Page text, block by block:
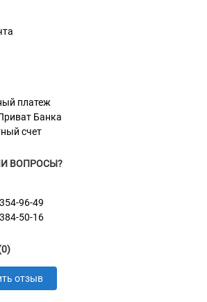
платеж
Банка
счет
ВОПРОСЫ?
96-49
50-16
отзыв
желанию, например: ваши
адрес, имя домашнего
микрочипа и т.д. Текст наносится с
награвированная
со временем не исчезнет.